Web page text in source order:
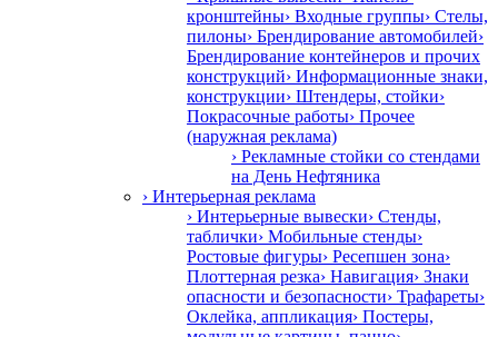
кронштейны› Входные группы› Стелы,
пилоны› Брендирование автомобилей›
Брендирование контейнеров и прочих
конструкций› Информационные знаки,
конструкции› Штендеры, стойки›
Покрасочные работы› Прочее
(наружная реклама)
› Рекламные стойки со стендами
на День Нефтяника
› Интерьерная реклама
› Интерьерные вывески› Стенды,
таблички› Мобильные стенды›
Ростовые фигуры› Ресепшен зона›
Плоттерная резка› Навигация› Знаки
опасности и безопасности› Трафареты›
Оклейка, аппликация› Постеры,